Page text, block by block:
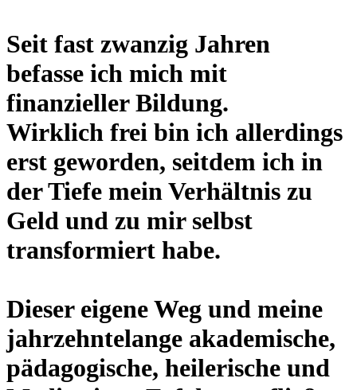
Seit fast zwanzig Jahren
befasse ich mich mit
finanzieller Bildung.
Wirklich frei bin ich allerdings
erst geworden, seitdem ich in
der Tiefe mein Verhältnis zu
Geld und zu mir selbst
transformiert habe.
Dieser eigene Weg und meine
jahrzehntelange akademische,
pädagogische, heilerische und